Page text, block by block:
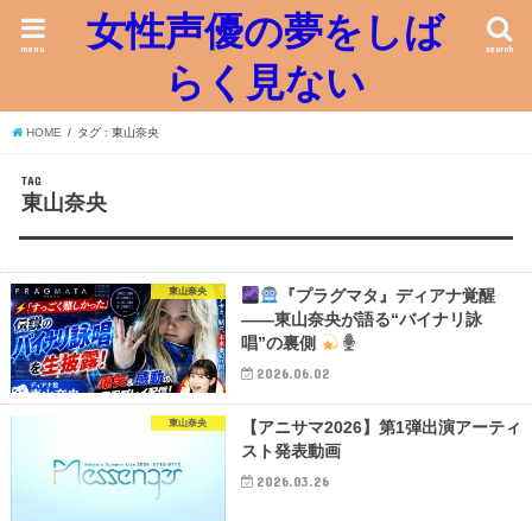
女性声優の夢をしば
らく見ない
search
menu
HOME タグ : 東山奈央
TAG
東山奈央
東山奈央
『プラグマタ』ディアナ覚醒
――東山奈央が語る“バイナリ詠
唱”の裏側
2026.06.02
東山奈央
【アニサマ2026】第1弾出演アーティ
スト発表動画
2026.03.26